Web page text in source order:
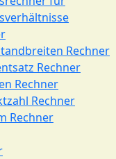
Rechner
Rechner
Rechner
Rechner
Rechner